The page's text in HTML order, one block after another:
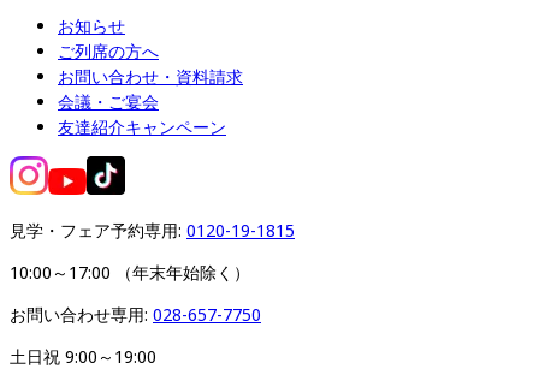
お知らせ
ご列席の方へ
お問い合わせ・資料請求
会議・ご宴会
友達紹介キャンペーン
見学・フェア予約専用: 0120-19-1815
10:00～17:00 （年末年始除く）
お問い合わせ専用: 028-657-7750
土日祝 9:00～19:00